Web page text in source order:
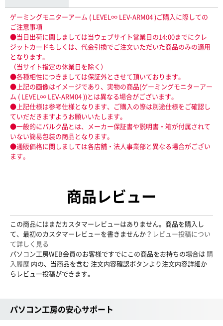
ゲーミングモニターアーム ( LEVEL∞ LEV-ARM04 )ご購入に際しての
ご注意事項
●当日出荷に関しましては当ウェブサイト営業日の14:00までにクレ
ジットカードもしくは、代金引換でご注文いただいた商品のみの適用
となります。
（当サイト指定の休業日を除く）
●各種相性につきましては保証外とさせて頂いております。
●上記の画像はイメージであり、実物の商品(ゲーミングモニターアー
ム ( LEVEL∞ LEV-ARM04 ))とは異なる場合がございます。
●上記仕様は参考仕様となります、ご購入の際は別途仕様をご確認し
ていだだきますようお願いいたします。
●一般的にバルク品とは、メーカー保証書や説明書・箱が付属されて
いない簡易包装の商品となります。
●通販価格に関しましては各店舗・法人事業部と異なる場合がござい
ます。
商品レビュー
この商品にはまだカスタマーレビューはありません。商品を購入し
て、最初のカスタマーレビューを書きませんか？ レビュー投稿につい
て詳しく見る
パソコン工房WEB会員のお客様ですでにこの商品をお持ちの場合は 購
入履歴 内の、当商品を含む 注文内容確認ボタンより注文内容詳細か
らレビュー投稿ができます。
パソコン工房の安心サポート